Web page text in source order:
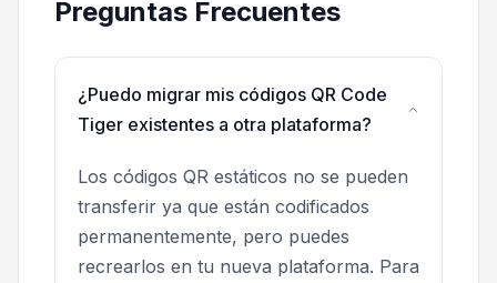
Preguntas Frecuentes
¿Puedo migrar mis códigos QR Code
Tiger existentes a otra plataforma?
Los códigos QR estáticos no se pueden
transferir ya que están codificados
permanentemente, pero puedes
recrearlos en tu nueva plataforma. Para